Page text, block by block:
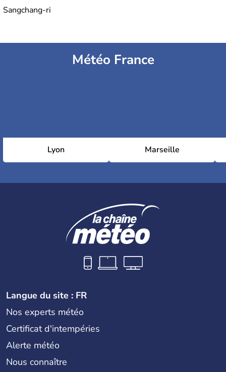
Sangchang-ri
Météo France
Lyon Marseille
Langue du site : FR
Nos experts météo
Certificat d'intempéries
Alerte météo
Nous connaître